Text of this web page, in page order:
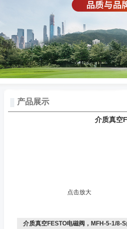
产品展示
介质真空
点击放大
介质真空FESTO电磁阀，MFH-5-1/8-S